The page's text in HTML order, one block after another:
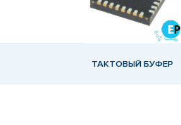
ТАКТОВЫЙ БУФЕР